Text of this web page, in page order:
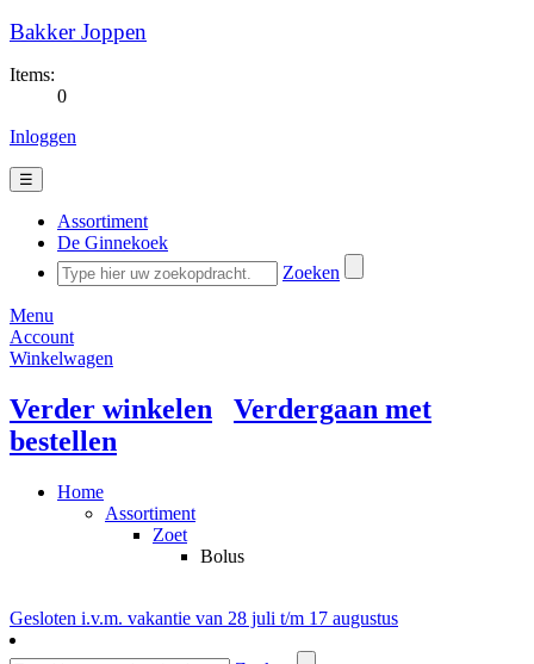
Bakker Joppen
Items:
0
Inloggen
☰
Assortiment
De Ginnekoek
Zoeken
Menu
Account
Winkelwagen
Verder winkelen
Verdergaan met
bestellen
Home
Assortiment
Zoet
Bolus
Gesloten i.v.m. vakantie van 28 juli t/m 17 augustus